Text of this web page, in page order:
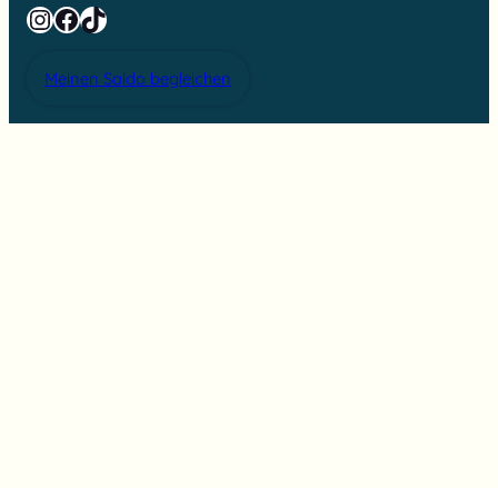
Instagram
Facebook
TikTok
Meinen Saldo begleichen